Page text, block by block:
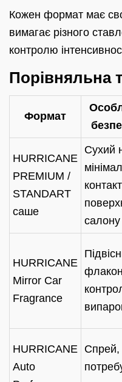
Кожен формат має
вимагає різного
контролю
Порівняльна
Формат
HURRICANE
PREMIUM /
STANDART
саше
Сухий
салону
HURRICANE
Mirror Car
Fragrance
HURRICANE
Auto
Спрей,